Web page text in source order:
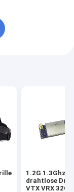
1.2G 1.3Ghz
drahtlose
VTX VRX